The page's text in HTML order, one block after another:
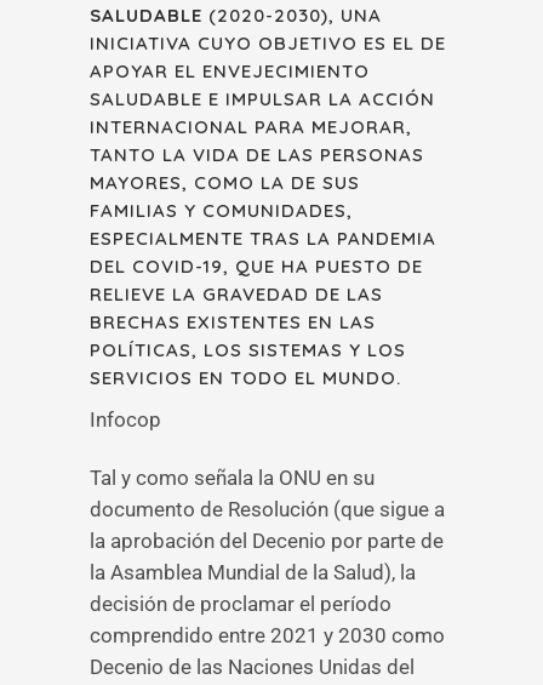
SALUDABLE (2020-2030), UNA
INICIATIVA CUYO OBJETIVO ES EL DE
APOYAR EL ENVEJECIMIENTO
SALUDABLE E IMPULSAR LA ACCIÓN
INTERNACIONAL PARA MEJORAR,
TANTO LA VIDA DE LAS PERSONAS
MAYORES, COMO LA DE SUS
FAMILIAS Y COMUNIDADES,
ESPECIALMENTE TRAS LA PANDEMIA
DEL COVID-19, QUE HA PUESTO DE
RELIEVE LA GRAVEDAD DE LAS
BRECHAS EXISTENTES EN LAS
POLÍTICAS, LOS SISTEMAS Y LOS
SERVICIOS EN TODO EL MUNDO.
Infocop
Tal y como señala la ONU en su
documento de Resolución (que sigue a
la aprobación del Decenio por parte de
la Asamblea Mundial de la Salud), la
decisión de proclamar el período
comprendido entre 2021 y 2030 como
Decenio de las Naciones Unidas del